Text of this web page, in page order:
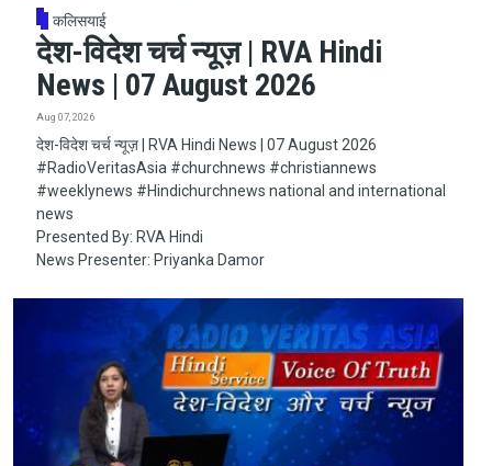
कलिसयाई
देश-विदेश चर्च न्यूज़ | RVA Hindi
News | 07 August 2026
Aug 07, 2026
देश-विदेश चर्च न्यूज़ | RVA Hindi News | 07 August 2026
#RadioVeritasAsia​​​​​ #churchnews​​​​​ #christiannews​​​​​
#weeklynews​ #Hindichurchnews national and international
news
Presented By: RVA Hindi
News Presenter: Priyanka Damor